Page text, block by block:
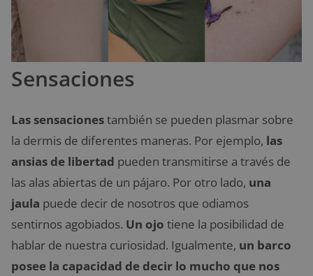
Sensaciones
Las sensacionestambién se pueden plasmar sobre
la dermis de diferentes maneras. Por ejemplo, las
ansias de libertad pueden transmitirse a través de
las alas abiertas de un pájaro. Por otro lado, una
jaula puede decir de nosotros que odiamos
sentirnos agobiados. Un ojo tiene la posibilidad de
hablar de nuestra curiosidad. Igualmente, un barco
posee la capacidad de decir lo mucho que nos